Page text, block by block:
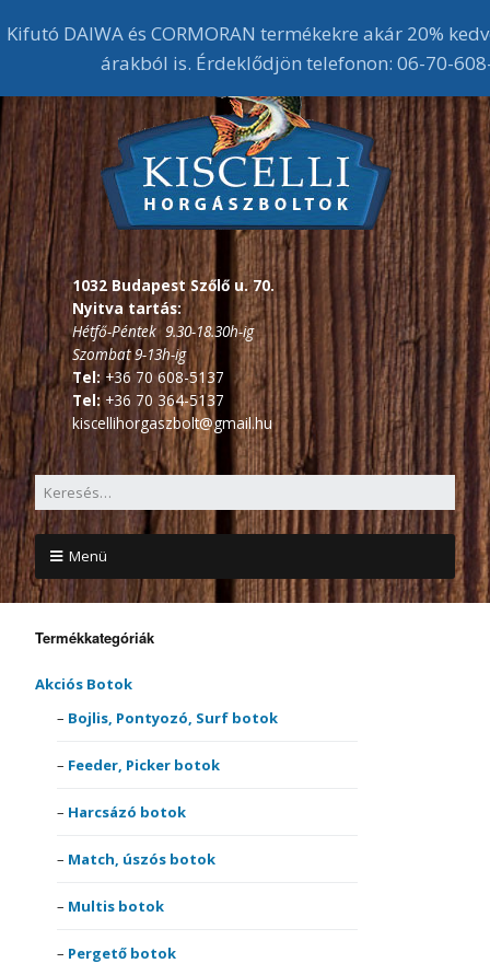
1032 Budapest Szőlő u. 70.
Nyitva tartás:
Hétfő-Péntek 9.30-18.30h-ig
Szombat 9-13h-ig
Tel:+36 70 608-5137
Tel: +36 70 364-5137
kiscellihorgaszbolt@gmail.hu
Menü
Termékkategóriák
Akciós Botok
Bojlis, Pontyozó, Surf botok
Feeder, Picker botok
Harcsázó botok
Match, úszós botok
Multis botok
Pergető botok
Kifutó DAIWA és CORMORAN termékekre akár 20%
árakból is. Érdeklődjön telefonon: 06-70-